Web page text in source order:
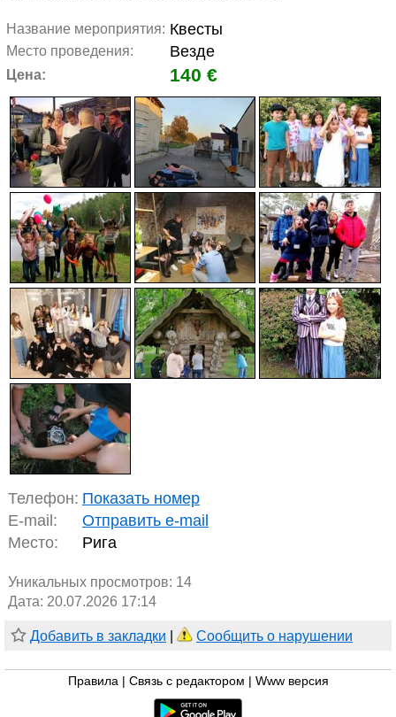
Название мероприятия: Квесты
Место проведения: Везде
Цена: 140 €
Телефон: Показать номер
E-mail:
Отправить e-mail
Место:
Рига
Уникальных просмотров: 14
Дата: 20.07.2026 17:14
Добавить в закладки Сообщить о нарушении
Правила Связь с редактором Www версия